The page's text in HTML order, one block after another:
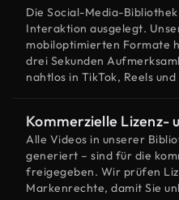
Die Social-Media-
Interaktion ausgelegt.
mobiloptimierten Formate
drei Sekunden
nahtlos in TikTok, Reels
Kommerzielle Lizenz-
Alle Videos in unserer
generiert – sind für die
freigegeben. Wir prüfen
Markenrechte, damit Sie